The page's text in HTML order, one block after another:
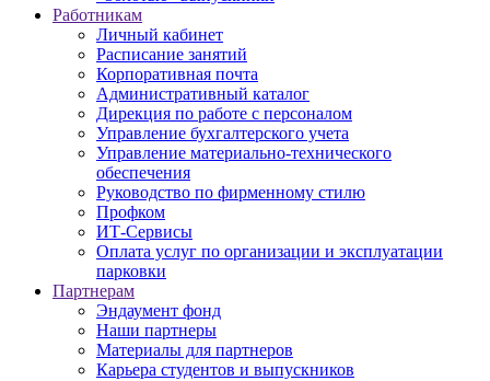
Работникам
Личный кабинет
Расписание занятий
Корпоративная почта
Административный каталог
Дирекция по работе с персоналом
Управление бухгалтерского учета
Управление материально-технического
обеспечения
Руководство по фирменному стилю
Профком
ИТ-Сервисы
Оплата услуг по организации и эксплуатации
парковки
Партнерам
Эндаумент фонд
Наши партнеры
Материалы для партнеров
Карьера студентов и выпускников